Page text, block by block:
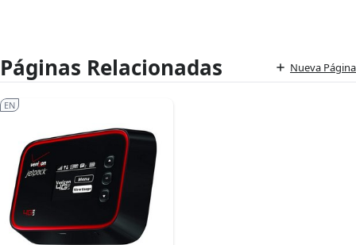
Páginas Relacionadas Nueva Página
EN